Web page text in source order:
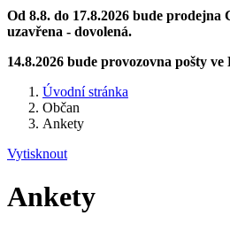
Od 8.8. do 17.8.2026 bude prodejna
uzavřena - dovolená.
14.8.2026 bude provozovna pošty
Úvodní stránka
Občan
Ankety
Vytisknout
Ankety